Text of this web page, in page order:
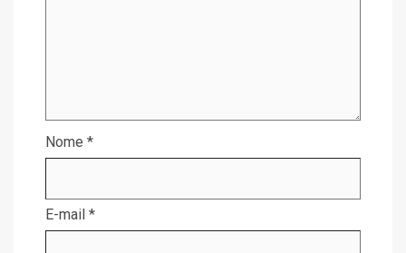
Nome *
E-mail *